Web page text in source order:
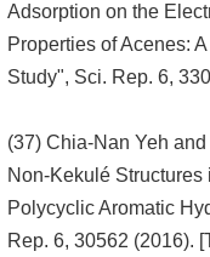
Adsorption on the
Properties of Acenes:
Study", Sci. Rep. 6,
(37) Chia-Nan Yeh
Non-Kekulé
Polycyclic Aromatic
Rep. 6, 30562 (2016).